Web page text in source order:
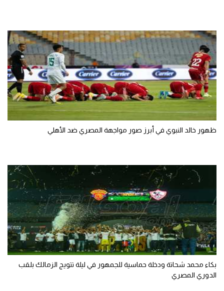
ظهور خالد النبوي في أبرز صور مواجهة المصري ضد الأهلي
بكاء محمد شحاتة ودخلة حماسية للجمهور في ليلة تتويج الزمالك بلقب
الدوري المصري